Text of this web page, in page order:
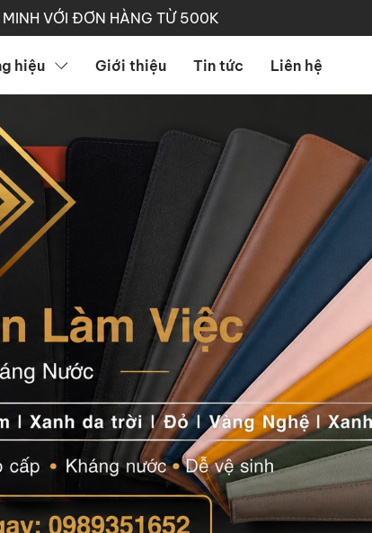
MINH VỚI ĐƠN HÀNG TỪ 500K
hiệu Giới thiệu Tin tức Liên hệ